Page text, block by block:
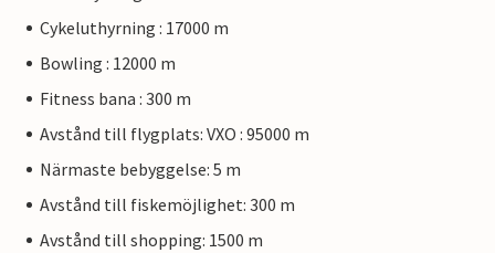
Cykeluthyrning : 17000 m
Bowling : 12000 m
Fitness bana : 300 m
Avstånd till flygplats: VXO : 95000 m
Närmaste bebyggelse: 5 m
Avstånd till fiskemöjlighet: 300 m
Avstånd till shopping: 1500 m